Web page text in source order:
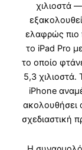
χιλιοστά
ελαφρώς πιο
το iPad Pro
το οποίο
5,3 χιλιοστά.
iPhone
ακολουθήσει
σχεδιαστική